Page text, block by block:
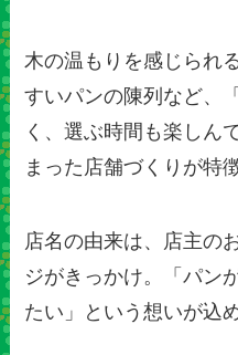
木の温もりを感じられ
すいパンの陳列など、
く、選ぶ時間も楽しん
まった店舗づくりが特
店名の由来は、店主の
ジがきっかけ。「パン
たい」という想いが込